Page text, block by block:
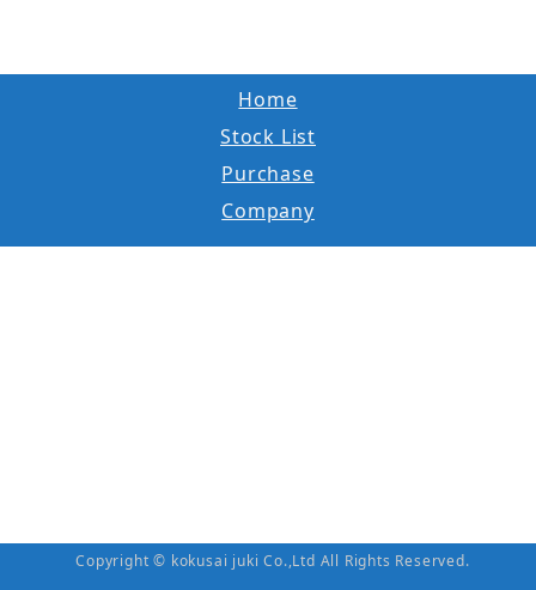
Home
Stock List
Purchase
Company
Copyright © kokusai juki Co.,Ltd All Rights Reserved.